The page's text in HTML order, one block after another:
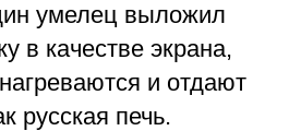
умелец выложил
в качестве экрана,
и отдают
русская печь.